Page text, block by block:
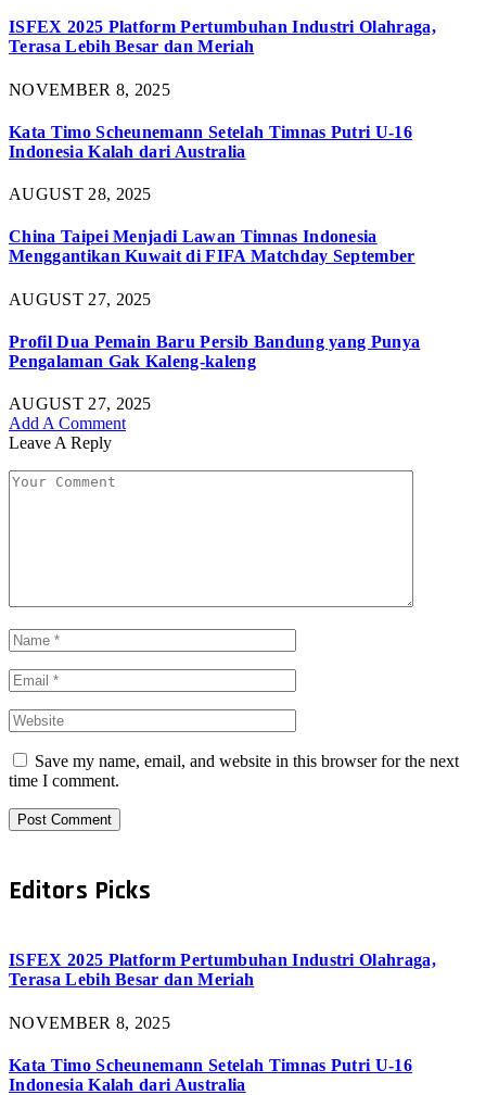
ISFEX 2025 Platform Pertumbuhan Industri Olahraga,
Terasa Lebih Besar dan Meriah
NOVEMBER 8, 2025
Kata Timo Scheunemann Setelah Timnas Putri U-16
Indonesia Kalah dari Australia
AUGUST 28, 2025
China Taipei Menjadi Lawan Timnas Indonesia
Menggantikan Kuwait di FIFA Matchday September
AUGUST 27, 2025
Profil Dua Pemain Baru Persib Bandung yang Punya
Pengalaman Gak Kaleng-kaleng
AUGUST 27, 2025
Add A Comment
Leave A Reply
Save my name, email, and website in this browser for the next
time I comment.
Editors Picks
ISFEX 2025 Platform Pertumbuhan Industri Olahraga,
Terasa Lebih Besar dan Meriah
NOVEMBER 8, 2025
Kata Timo Scheunemann Setelah Timnas Putri U-16
Indonesia Kalah dari Australia